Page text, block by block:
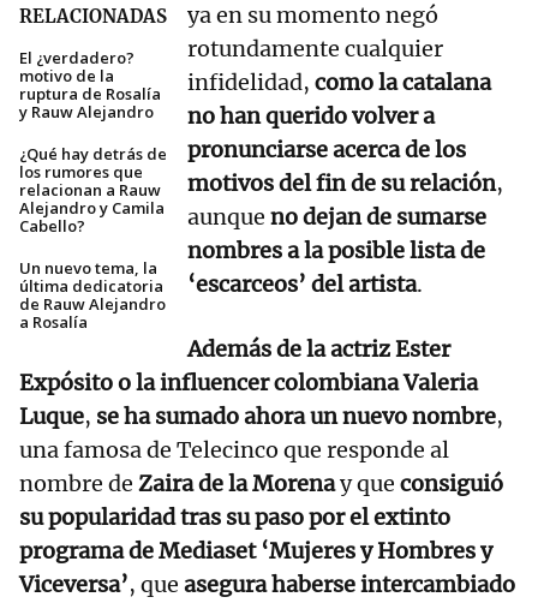
RELACIONADAS
El ¿verdadero?
motivo de la
ruptura de Rosalía
y Rauw Alejandro
¿Qué hay detrás de
los rumores que
relacionan a Rauw
Alejandro y Camila
Cabello?
Un nuevo tema, la
última dedicatoria
de Rauw Alejandro
a Rosalía
ya en su momento negó
rotundamente cualquier
infidelidad, como la catalana
no han querido volver a
pronunciarse acerca de los
motivos del fin de su relación,
aunque no dejan de sumarse
nombres a la posible lista de
‘escarceos’ del artista.
Además de la actriz Ester
Expósito o la influencer colombiana Valeria
Luque, se ha sumado ahora un nuevo nombre,
una famosa de Telecinco que responde al
nombre de Zaira de la Morenay que consiguió
su popularidad tras su paso por el extinto
programa de Mediaset ‘Mujeres y Hombres y
Viceversa’, que asegura haberse intercambiado